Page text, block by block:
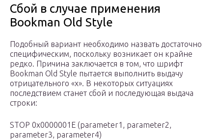
Сбой в случае применения
Bookman Old Style
Подобный вариант необходимо назвать достаточно
специфическим, поскольку возникает он крайне
редко. Причина заключается в том, что шрифт
Bookman Old Style пытается выполнить выдачу
отрицательного «х». В некоторых ситуациях
последствием станет сбой и последующая выдача
строки:
STOP 0x0000001E (parameter1, parameter2,
parameter3, parameter4)